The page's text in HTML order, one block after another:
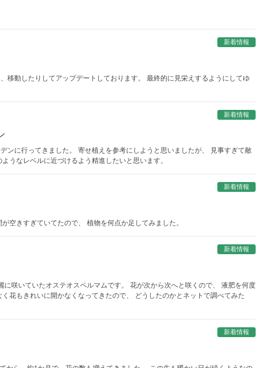
新着情報
移動したりしてアップデートしております。 最終的に見栄えするようにしてゆ
新着情報
ンに行ってきました。 寄せ植えを参考にしようと思いましたが、 見事すぎて敵
うなレベルに近づけるよう精進したいと思います。
新着情報
空きすぎていてたので、 植物を何点か足してみました。
新着情報
に咲いていたオステオスペルマムです。 花が次から次へと咲くので、 液肥を何度
花もきれいに開かなくなってきたので、 どうしたのかとネットで調べてみた
新着情報